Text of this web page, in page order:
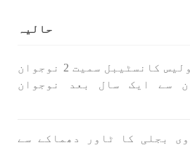
حالیہ
واشک اور کیچ سے پولیس کانسٹیبل سمیت 2 نوجوان
سے ایک سال بعد نوجوان
220 کے وی بجلی کا ٹاور دھماکے سے